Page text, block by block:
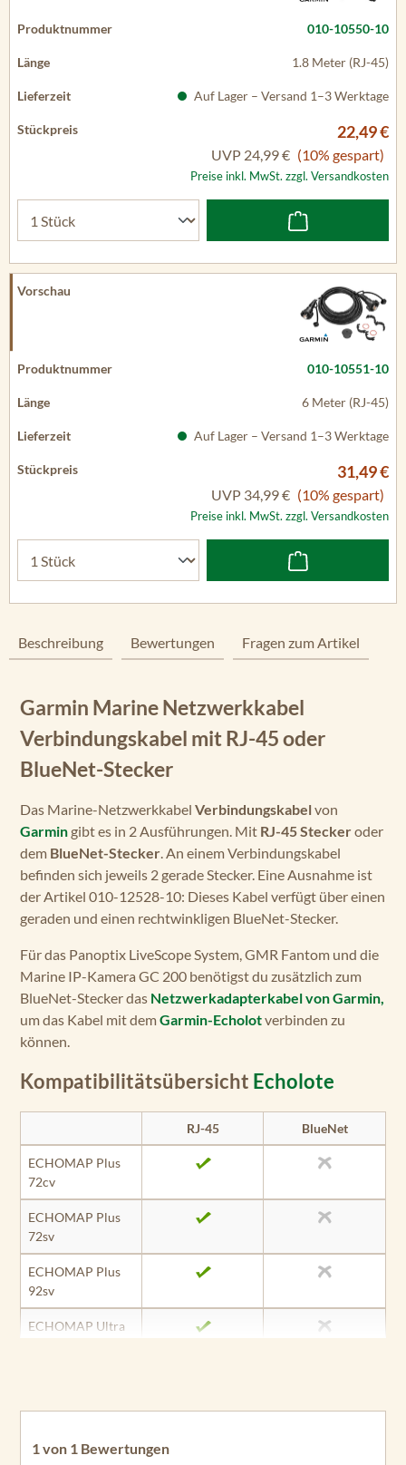
010-10550-10
1.8 Meter (RJ-45)
Auf Lager – Versand 1–3 Werktage
22,49 €
UVP 24,99 € (10% gespart)
Preise inkl. MwSt. zzgl. Versandkosten
010-10551-10
6 Meter (RJ-45)
Auf Lager – Versand 1–3 Werktage
31,49 €
UVP 34,99 € (10% gespart)
Preise inkl. MwSt. zzgl. Versandkosten
Beschreibung Bewertungen Fragen zum Artikel
Garmin Marine Netzwerkkabel
Verbindungskabel mit RJ-45 oder
BlueNet-Stecker
Das Marine-Netzwerkkabel Verbindungskabelvon
Garmin gibt es in 2 Ausführungen. Mit RJ-45 Steckeroder
dem BlueNet-Stecker. An einem Verbindungskabel
befinden sich jeweils 2 gerade Stecker. Eine Ausnahme ist
der Artikel 010-12528-10: Dieses Kabel verfügt über einen
geraden und einen rechtwinkligen BlueNet-Stecker.
Für das Panoptix LiveScope System, GMR Fantom und die
Marine IP-Kamera GC 200 benötigst du zusätzlich zum
BlueNet-Stecker das Netzwerkadapterkabel von Garmin,
um das Kabel mit demGarmin-Echolotverbinden zu
können.
Kompatibilitätsübersicht Echolote
RJ-45 BlueNet
ECHOMAP Plus
72cv
ECHOMAP Plus
72sv
ECHOMAP Plus
92sv
ECHOMAP Ultra
1 von 1 Bewertungen